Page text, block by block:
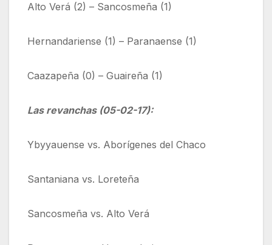
Alto Verá (2) – Sancosmeña (1)
Hernandariense (1) – Paranaense (1)
Caazapeña (0) – Guaireña (1)
Las revanchas (05-02-17):
Ybyyauense vs. Aborígenes del Chaco
Santaniana vs. Loreteña
Sancosmeña vs. Alto Verá